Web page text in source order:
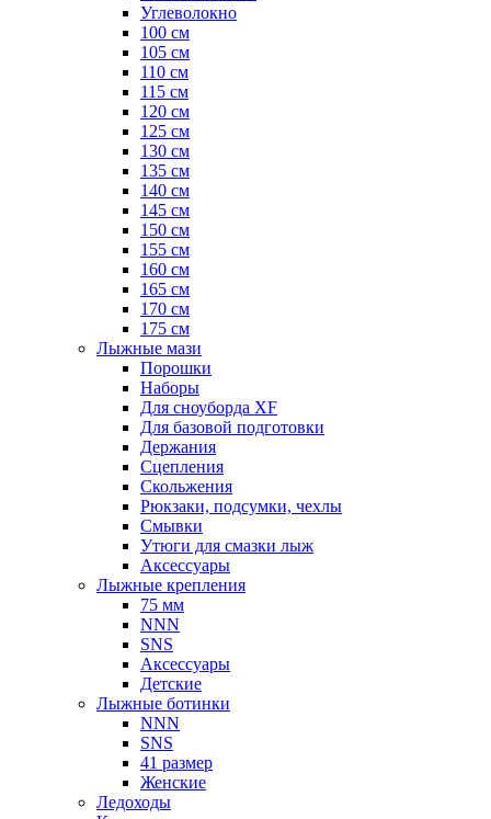
Углеволокно
100 см
105 см
110 см
115 см
120 см
125 см
130 см
135 см
140 см
145 см
150 см
155 см
160 см
165 см
170 см
175 см
Лыжные мази
Порошки
Наборы
Для сноуборда XF
Для базовой подготовки
Держания
Сцепления
Скольжения
Рюкзаки, подсумки, чехлы
Смывки
Утюги для смазки лыж
Аксессуары
Лыжные крепления
75 мм
NNN
SNS
Аксессуары
Детские
Лыжные ботинки
NNN
SNS
41 размер
Женские
Ледоходы